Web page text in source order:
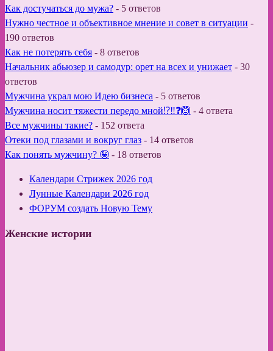
Как достучаться до мужа? - 5 ответов
Нужно честное и объективное мнение и совет в ситуации -
190 ответов
Как не потерять себя - 8 ответов
Начальник абьюзер и самодур: орет на всех и унижает - 30
ответов
Мужчина украл мою Идею бизнеса - 5 ответов
Мужчина носит тяжести передо мной⁉️‼️❓🙆 - 4 ответа
Все мужчины такие? - 152 ответа
Отеки под глазами и вокруг глаз - 14 ответов
Как понять мужчину? 🤪 - 18 ответов
Календари Стрижек 2026 год
Лунные Календари 2026 год
ФОРУМ создать Новую Тему
Женские истории